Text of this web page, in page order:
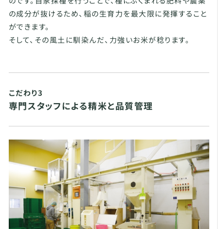
の成分が抜けるため、稲の生育力を最大限に発揮すること
ができます。
そして、その風土に馴染んだ、力強いお米が稔ります。
こだわり3
専門スタッフによる精米と品質管理